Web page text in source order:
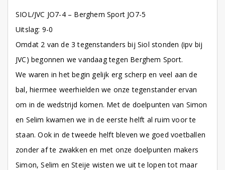
SIOL/JVC JO7-4 – Berghem Sport JO7-5
Uitslag: 9-0
Omdat 2 van de 3 tegenstanders bij Siol stonden (ipv bij
JVC) begonnen we vandaag tegen Berghem Sport.
We waren in het begin gelijk erg scherp en veel aan de
bal, hiermee weerhielden we onze tegenstander ervan
om in de wedstrijd komen. Met de doelpunten van Simon
en Selim kwamen we in de eerste helft al ruim voor te
staan. Ook in de tweede helft bleven we goed voetballen
zonder af te zwakken en met onze doelpunten makers
Simon, Selim en Steije wisten we uit te lopen tot maar